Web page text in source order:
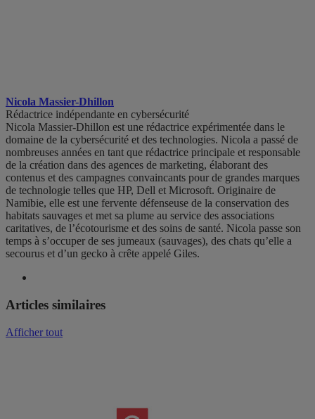
Nicola Massier-Dhillon
Rédactrice indépendante en cybersécurité
Nicola Massier-Dhillon est une rédactrice expérimentée dans le
domaine de la cybersécurité et des technologies. Nicola a passé de
nombreuses années en tant que rédactrice principale et responsable
de la création dans des agences de marketing, élaborant des
contenus et des campagnes convaincants pour de grandes marques
de technologie telles que HP, Dell et Microsoft. Originaire de
Namibie, elle est une fervente défenseuse de la conservation des
habitats sauvages et met sa plume au service des associations
caritatives, de l’écotourisme et des soins de santé. Nicola passe son
temps à s’occuper de ses jumeaux (sauvages), des chats qu’elle a
secourus et d’un gecko à crête appelé Giles.
Articles similaires
Afficher tout